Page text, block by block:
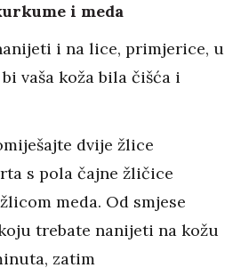
i meda
i na lice, primjerice, u
vaša koža bila čišća i
dvije žlice
s pola čajne žličice
meda. Od smjese
trebate nanijeti na kožu
zatim